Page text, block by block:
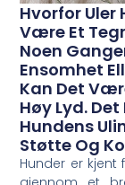
Hvorfor Uler
Være Et
Noen
Ensomhet
Kan Det
Høy Lyd.
Hundens
Støtte Og
Hunder er